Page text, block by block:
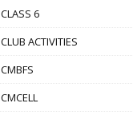
CLASS 6
CLUB ACTIVITIES
CMBFS
CMCELL